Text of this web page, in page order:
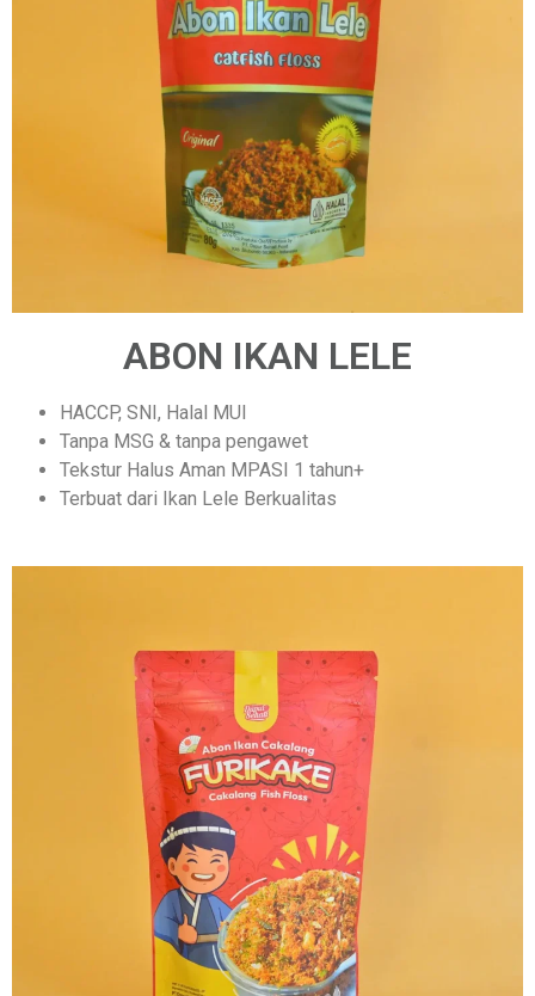
ABON IKAN LELE
HACCP, SNI, Halal MUI
Tanpa MSG & tanpa pengawet
Tekstur Halus Aman MPASI 1 tahun+
Terbuat dari Ikan Lele Berkualitas